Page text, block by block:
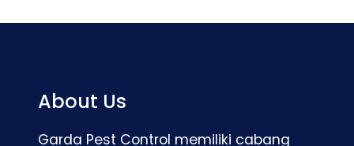
About Us
Garda Pest Control memiliki cabang